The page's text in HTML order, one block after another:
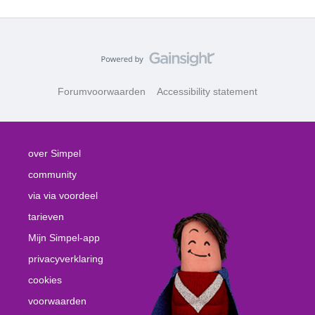
Forumvoorwaarden Accessibility statement
over Simpel
community
via via voordeel
tarieven
Mijn Simpel-app
privacyverklaring
cookies
voorwaarden